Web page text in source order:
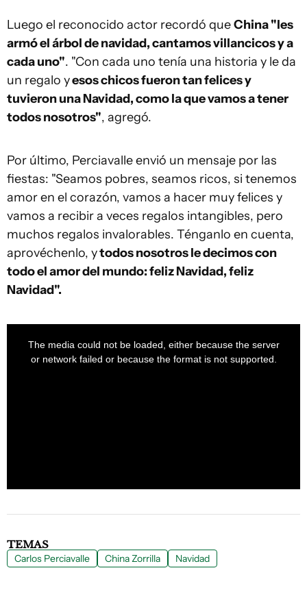
Luego el reconocido actor recordó queChina "les
armó el árbol de navidad, cantamos villancicos y a
cada uno". "Con cada uno tenía una historia y le da
un regalo yesos chicos fueron tan felices y
tuvieron una Navidad, como la que vamos a tener
todos nosotros", agregó.
Por último, Perciavalle envió un mensaje por las
fiestas: "Seamos pobres, seamos ricos, si tenemos
amor en el corazón, vamos a hacer muy felices y
vamos a recibir a veces regalos intangibles, pero
muchos regalos invalorables. Ténganlo en cuenta,
aprovéchenlo, ytodos nosotros le decimos con
todo el amor del mundo: feliz Navidad, feliz
Navidad".
The media could not be loaded, either because the server
or network failed or because the format is not supported.
TEMAS
Carlos Perciavalle China Zorrilla Navidad